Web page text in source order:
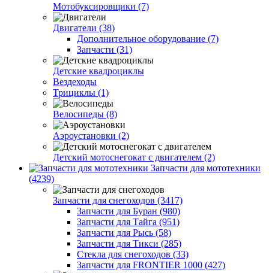
Мотобуксировщики (7)
Двигатели (38)
Дополнительное оборудование (7)
Запчасти (31)
Детские квадроциклы
Вездеходы
Трициклы (1)
Велосипеды (8)
Аэроустановки (2)
Детский мотоснегокат с двигателем (2)
Запчасти для мототехники
(4239)
Запчасти для снегоходов (3417)
Запчасти для Буран (980)
Запчасти для Тайга (951)
Запчасти для Рысь (58)
Запчасти для Тикси (285)
Стекла для снегоходов (33)
Запчасти для FRONTIER 1000 (427)